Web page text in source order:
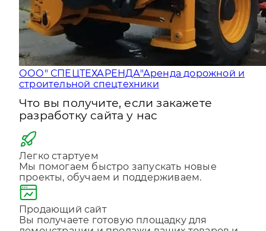
ООО" СПЕЦТЕХАРЕНДА"
строительной спецтехники
Что вы получите, если закажете
разработку сайта у нас
Легко стартуем
Мы помогаем быстро запускать новые
проекты, обучаем и поддерживаем.
Продающий сайт
Вы получаете готовую площадку для
демонстрации и продажи ваших товаров и